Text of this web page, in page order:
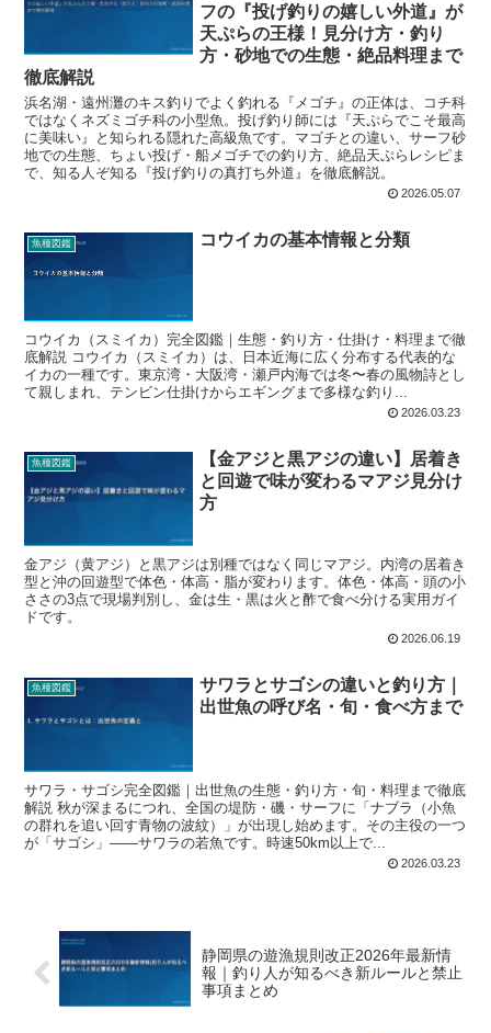
フの『投げ釣りの嬉しい外道』が
天ぷらの王様！見分け方・釣り
方・砂地での生態・絶品料理まで
徹底解説
浜名湖・遠州灘のキス釣りでよく釣れる『メゴチ』の正体は、コチ科
ではなくネズミゴチ科の小型魚。投げ釣り師には『天ぷらでこそ最高
に美味い』と知られる隠れた高級魚です。マゴチとの違い、サーフ砂
地での生態、ちょい投げ・船メゴチでの釣り方、絶品天ぷらレシピま
で、知る人ぞ知る『投げ釣りの真打ち外道』を徹底解説。
2026.05.07
魚種図鑑 コウイカの基本情報と分類
コウイカ（スミイカ）完全図鑑｜生態・釣り方・仕掛け・料理まで徹
底解説 コウイカ（スミイカ）は、日本近海に広く分布する代表的な
イカの一種です。東京湾・大阪湾・瀬戸内海では冬〜春の風物詩とし
て親しまれ、テンビン仕掛けからエギングまで多様な釣り...
2026.03.23
魚種図鑑
【金アジと黒アジの違い】居着き
と回遊で味が変わるマアジ見分け
方
金アジ（黄アジ）と黒アジは別種ではなく同じマアジ。内湾の居着き
型と沖の回遊型で体色・体高・脂が変わります。体色・体高・頭の小
ささの3点で現場判別し、金は生・黒は火と酢で食べ分ける実用ガイ
ドです。
2026.06.19
魚種図鑑
サワラとサゴシの違いと釣り方｜
出世魚の呼び名・旬・食べ方まで
サワラ・サゴシ完全図鑑｜出世魚の生態・釣り方・旬・料理まで徹底
解説 秋が深まるにつれ、全国の堤防・磯・サーフに「ナブラ（小魚
の群れを追い回す青物の波紋）」が出現し始めます。その主役の一つ
が「サゴシ」——サワラの若魚です。時速50km以上で...
2026.03.23
静岡県の遊漁規則改正2026年最新情
報｜釣り人が知るべき新ルールと禁止
事項まとめ